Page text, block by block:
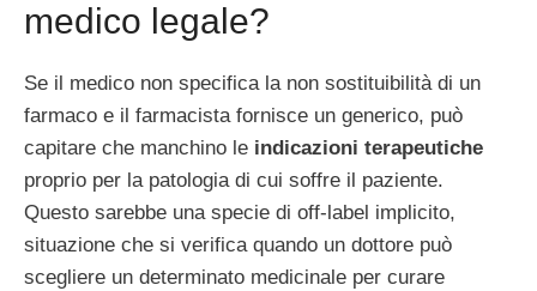
medico legale?
Se il medico non specifica la non sostituibilità di un
farmaco e il farmacista fornisce un generico, può
capitare che manchino le indicazioni terapeutiche
proprio per la patologia di cui soffre il paziente.
Questo sarebbe una specie di off-label implicito,
situazione che si verifica quando un dottore può
scegliere un determinato medicinale per curare